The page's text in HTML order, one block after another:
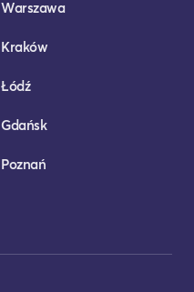
Warszawa
Kraków
Łódź
Gdańsk
Poznań